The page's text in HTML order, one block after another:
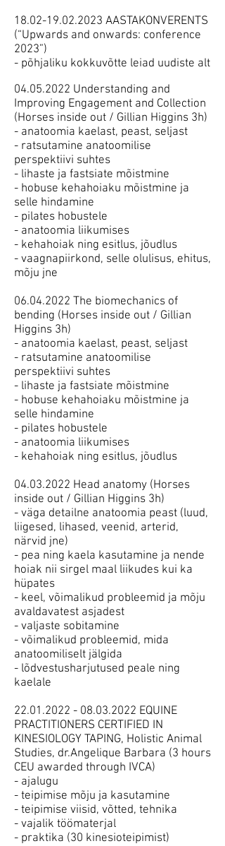
18.02-19.02.2023 AASTAKONVERENTS
(“Upwards and onwards: conference
2023”)
- põhjaliku kokkuvõtte leiad uudiste alt
04.05.2022 Understanding and
Improving Engagement and Collection
(Horses inside out / Gillian Higgins 3h)
- anatoomia kaelast, peast, seljast
- ratsutamine anatoomilise
perspektiivi suhtes
- lihaste ja fastsiate mõistmine
- hobuse kehahoiaku mõistmine ja
selle hindamine
- pilates hobustele
- anatoomia liikumises
- kehahoiak ning esitlus, jõudlus
- vaagnapiirkond, selle olulisus, ehitus,
mõju jne
06.04.2022 The biomechanics of
bending (Horses inside out / Gillian
Higgins 3h)
- anatoomia kaelast, peast, seljast
- ratsutamine anatoomilise
perspektiivi suhtes
- lihaste ja fastsiate mõistmine
- hobuse kehahoiaku mõistmine ja
selle hindamine
- pilates hobustele
- anatoomia liikumises
- kehahoiak ning esitlus, jõudlus
04.03.2022 Head anatomy (Horses
inside out / Gillian Higgins 3h)
- väga detailne anatoomia peast (luud,
liigesed, lihased, veenid, arterid,
närvid jne)
- pea ning kaela kasutamine ja nende
hoiak nii sirgel maal liikudes kui ka
hüpates
- keel, võimalikud probleemid ja mõju
avaldavatest asjadest
- valjaste sobitamine
- võimalikud probleemid, mida
anatoomiliselt jälgida
- lõdvestusharjutused peale ning
kaelale
22.01.2022 - 08.03.2022 EQUINE
PRACTITIONERS CERTIFIED IN
KINESIOLOGY TAPING, Holistic Animal
Studies, dr.Angelique Barbara (3 hours
CEU awarded through IVCA)
- ajalugu
- teipimise mõju ja kasutamine
- teipimise viisid, võtted, tehnika
- vajalik töömaterjal
- praktika (30 kinesioteipimist)